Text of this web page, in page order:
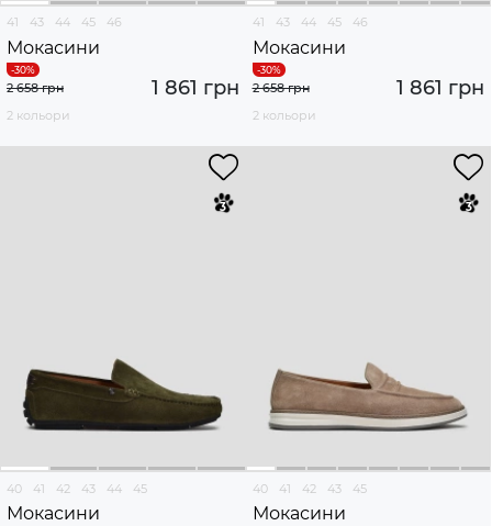
41 43 44 45 46
Мокасини
1 861 грн
2 658 грн
2 кольори
41 43 44 45 46
Мокасини
1 861 грн
2 658 грн
2 кольори
40 41 42 43 44 45
Мокасини
40 41 42 43 45
Мокасини